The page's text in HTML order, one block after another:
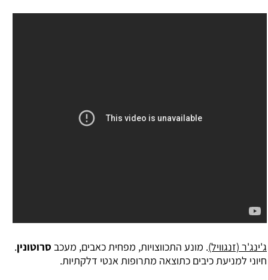
ג'ינג'ר (זנגוויל). מונע התכווצויות, מפחית כאבים, מעכב סרוטונין.
חיוני למניעת כיבים כתוצאה מתרופות אנטי דלקתיות.